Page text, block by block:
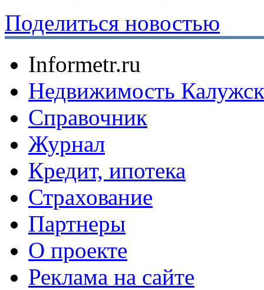
Поделиться новостью
Informetr.ru
Недвижимость
Справочник
Журнал
Кредит, ипотека
Страхование
Партнеры
O проекте
Реклама на сайте